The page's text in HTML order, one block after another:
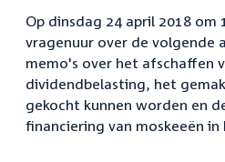
Op dinsdag 24 april 2018 om
vragenuur over de volgende
memo's over het afschaffen
dividendbelasting, het
gekocht kunnen worden en
financiering van moskeeën in